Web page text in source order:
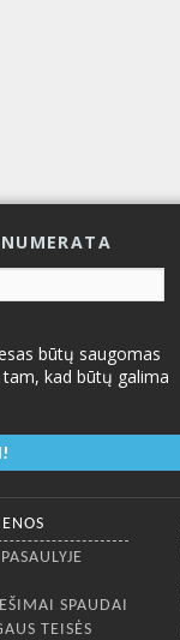
būtų saugomas
kad būtų galima
SPAUDAI
TEISĖS